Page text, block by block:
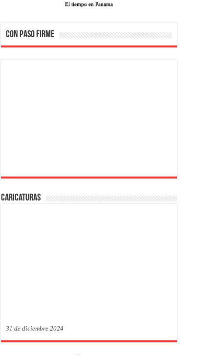
El tiempo en Panama
CON PASO FIRME
Caricaturas
31 de diciembre 2024